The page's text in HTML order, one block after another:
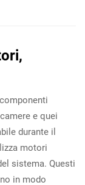
e quei
durante il
motori
sistema. Questi
in modo